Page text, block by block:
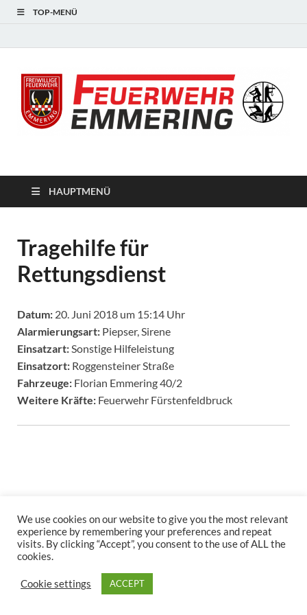
TOP-MENÜ
HAUPTMENÜ
Tragehilfe für
Rettungsdienst
Datum: 20. Juni 2018 um 15:14 Uhr
Alarmierungsart: Piepser, Sirene
Einsatzart: Sonstige Hilfeleistung
Einsatzort: Roggensteiner Straße
Fahrzeuge: Florian Emmering 40/2
Weitere Kräfte: Feuerwehr Fürstenfeldbruck
Copyright © 2026.
Stolz präsentiert WordPress und
We use cookies on our website to give you the most relevant
experience by remembering your preferences and repeat
visits. By clicking “Accept”, you consent to the use of ALL the
cookies.
Cookie settings ACCEPT